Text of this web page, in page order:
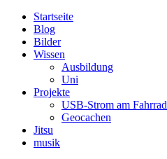
Startseite
Blog
Bilder
Wissen
Ausbildung
Uni
Projekte
USB-Strom am Fahrrad
Geocachen
Jitsu
musik